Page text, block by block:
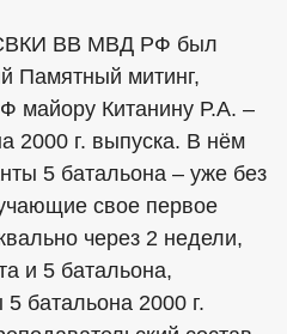
СВКИ ВВ МВД РФ был
Памятный митинг,
майору Китанину Р.А. –
2000 г. выпуска. В нём
5 батальона – уже без
свое первое
через 2 недели,
и 5 батальона,
батальона 2000 г.